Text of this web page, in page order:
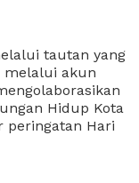
tautan yang
melalui akun
Hidup Kota
peringatan Hari